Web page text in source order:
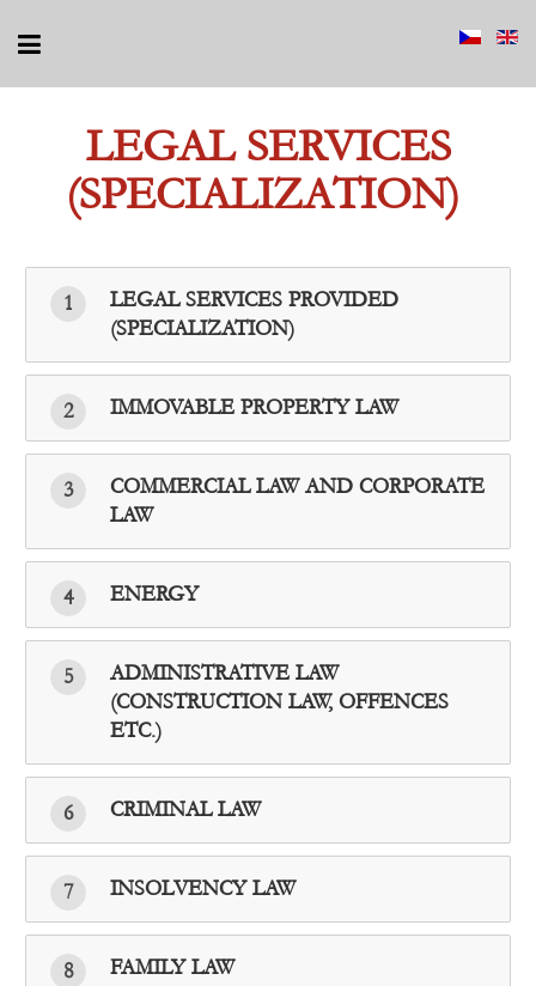
LEGAL SERVICES
(SPECIALIZATION)
1
LEGAL SERVICES PROVIDED
(SPECIALIZATION)
2 IMMOVABLE PROPERTY LAW
3
COMMERCIAL LAW AND CORPORATE
LAW
4 ENERGY
5
ADMINISTRATIVE LAW
(CONSTRUCTION LAW, OFFENCES
ETC.)
6 CRIMINAL LAW
7 INSOLVENCY LAW
8 FAMILY LAW